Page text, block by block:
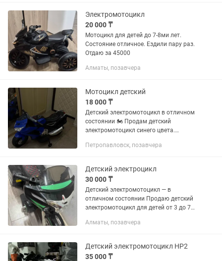
Электромотоцикл
20 000 ₸
Мотоцикл для детей до 7-8ми лет.
Состояние отличное. Ездили пару раз.
Отдаю за 45000
Алматы, позавчера
Мотоцикл детский
18 000 ₸
Детский электромотоцикл в отличном
состоянии 🏍️ Продам детский
электромотоцикл синего цвета.
Аккумулятор держит заряд, световые
педаль...
Петропавловск, позавчера
Детский электроцикл
30 000 ₸
Детский электромотоцикл — в
отличном состоянии Продаю детский
электромотоцикл для детей от 3 до 7
на улице, 2 раза дома, без поломок.
Алматы, позавчера
Детский электромотоцикл HP2
35 000 ₸